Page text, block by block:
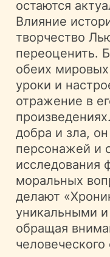
остаются
Влияние
творчество
переоценить.
обеих
уроки и
отражение в
добра и зла,
персонажей и
исследования
моральных
делают
уникальными
обращая